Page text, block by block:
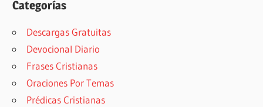
Categorías
Descargas Gratuitas
Devocional Diario
Frases Cristianas
Oraciones Por Temas
Prédicas Cristianas